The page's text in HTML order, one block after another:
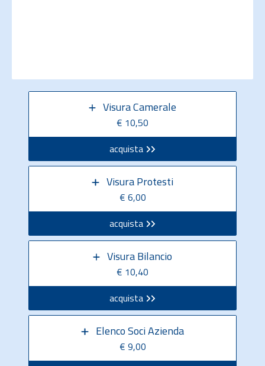
Visura Camerale
€ 10,50
acquista
Visura Protesti
€ 6,00
acquista
Visura Bilancio
€ 10,40
acquista
Elenco Soci Azienda
€ 9,00